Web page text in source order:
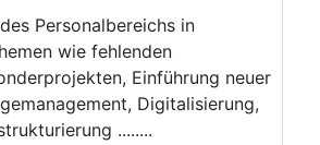
Personalbereichs in
wie fehlenden
Einführung neuer
Digitalisierung,
........